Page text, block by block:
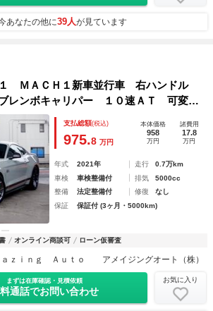
あなたの他に39人が見ています
ＭＡＣＨ１新車並行車 右ハンドル
レンボキャリパー １０速ＡＴ 可変マ
専用ブラックレザーシート シートヒ
ョン アップルカープレイ
支払総額(税込)
975.8 万円
本体価格
958
万円
諸費用
17.8
万円
年式 2021年 走行
0.7万km
車検
車検整備付 排気
5000cc
整備
法定整備付 修復
なし
保証
保証付 (3ヶ月・5000km)
オンライン商談可 ローン仮審査
ａｚｉｎｇ Ａｕｔｏ アメイジングオート（株）
まずは在庫確認・見積依頼
通話でお問い合わせ
お気に入り